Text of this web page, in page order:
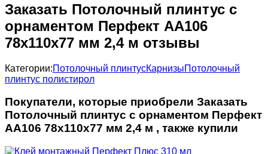
Заказать Потолочный плинтус с
орнаментом Перфект AA106
78х110х77 мм 2,4 м отзывы
Категории:Потолочный плинтусКарнизыПотолочный
плинтус полистирол
Покупатели, которые приобрели Заказать
Потолочный плинтус с орнаментом Перфект
AA106 78х110х77 мм 2,4 м , также купили